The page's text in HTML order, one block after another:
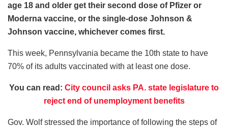
age 18 and older get their second dose of Pfizer or
Moderna vaccine, or the single-dose Johnson &
Johnson vaccine, whichever comes first.
This week, Pennsylvania became the 10th state to have
70% of its adults vaccinated with at least one dose.
You can read: City council asks PA. state legislature to
reject end of unemployment benefits
Gov. Wolf stressed the importance of following the steps of